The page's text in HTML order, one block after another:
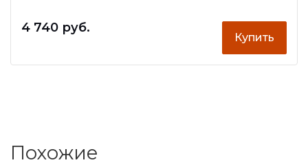
4 740 руб.
Купить
Похожие